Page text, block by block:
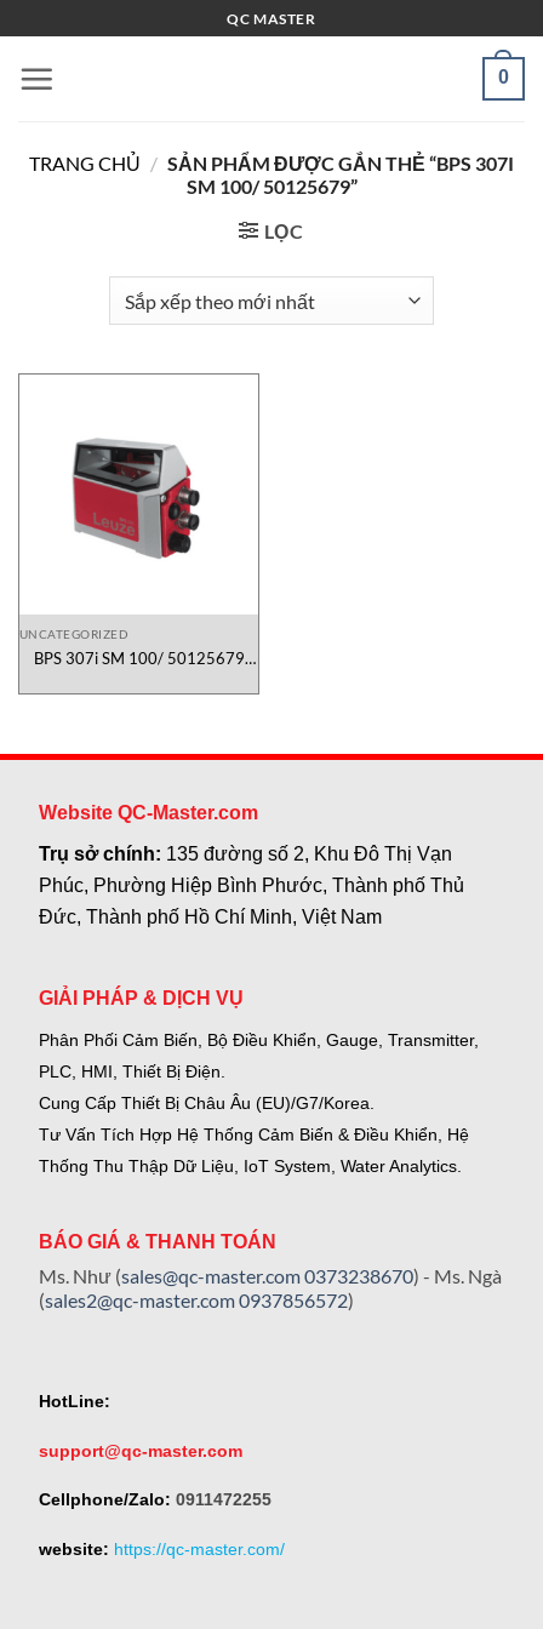
qua
nội
QC MASTER
0
TRANG CHỦ / SẢN PHẨM ĐƯỢC GẮN THẺ “BPS 307I
SM 100/ 50125679”
LỌC
UNCATEGORIZED
BPS 307i SM 100/ 50125679
Website QC-Master.com
Trụ sở chính: 135 đường số 2, Khu Đô Thị Vạn
Phúc, Phường Hiệp Bình Phước, Thành phố Thủ
Đức, Thành phố Hồ Chí Minh, Việt Nam
GIẢI PHÁP & DỊCH VỤ
Phân Phối Cảm Biến, Bộ Điều Khiển, Gauge, Transmitter,
PLC, HMI, Thiết Bị Điện.
Cung Cấp Thiết Bị Châu Âu (EU)/G7/Korea.
Tư Vấn Tích Hợp Hệ Thống Cảm Biến & Điều Khiển, Hệ
Thống Thu Thập Dữ Liệu, IoT System, Water Analytics.
BÁO GIÁ & THANH TOÁN
Ms. Như (sales@qc-master.com0373238670) - Ms. Ngà
(sales2@qc-master.com0937856572)
HotLine:
support@qc-master.com
Cellphone/Zalo: 0911472255
website: https://qc-master.com/